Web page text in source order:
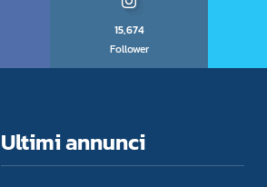
15,674
Follower
Ultimi annunci